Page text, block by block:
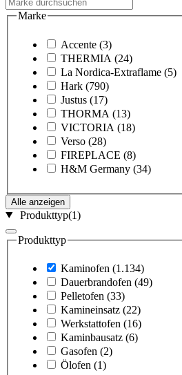
Marke
Accente (3)
THERMIA (24)
La Nordica-Extraflame (5)
Hark (790)
Justus (17)
THORMA (13)
VICTORIA (18)
Verso (28)
FIREPLACE (8)
H&M Germany (34)
Alle anzeigen
Produkttyp(1)
Produkttyp
Kaminofen (1.134)
Dauerbrandofen (49)
Pelletofen (33)
Kamineinsatz (22)
Werkstattofen (16)
Kaminbausatz (6)
Gasofen (2)
Ölofen (1)